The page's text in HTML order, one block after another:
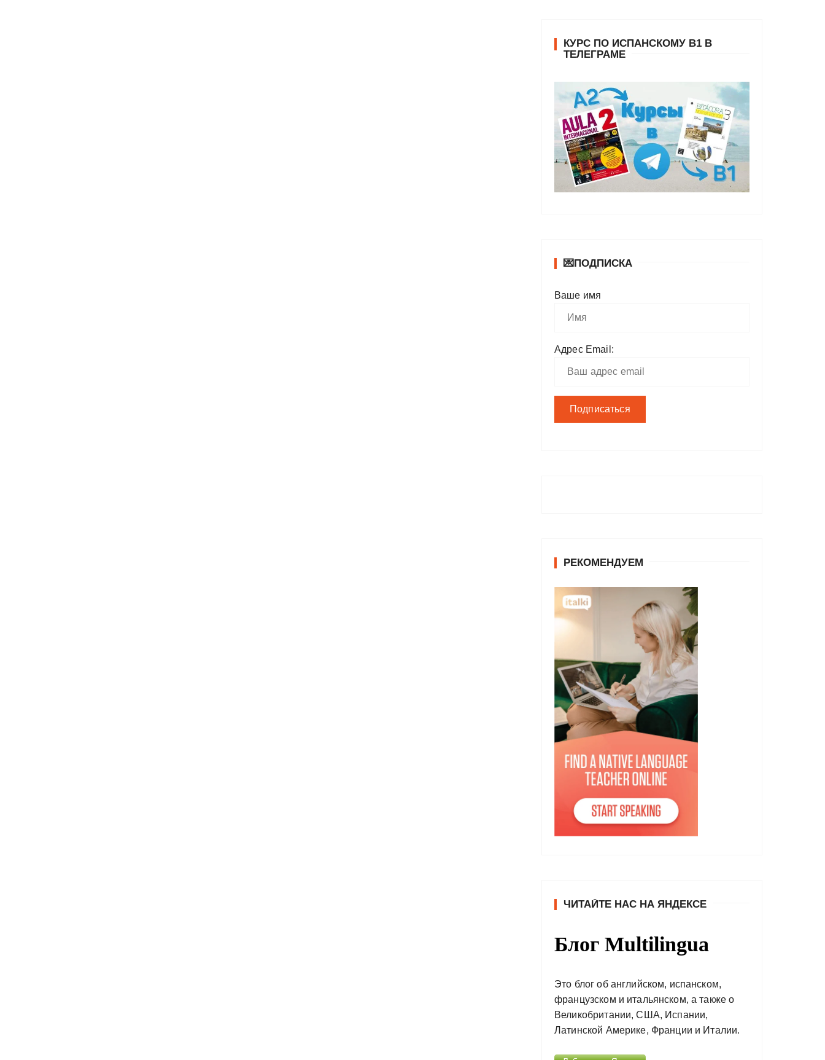
КУРС ПО ИСПАНСКОМУ В1 В
ТЕЛЕГРАМЕ
💌ПОДПИСКА
Ваше имя
Адрес Email:
РЕКОМЕНДУЕМ
ЧИТАЙТЕ НАС НА ЯНДЕКСЕ
Блог Multilingua
Это блог об английском, испанском,
французском и итальянском, а также о
Великобритании, США, Испании,
Латинской Америке, Франции и Италии.